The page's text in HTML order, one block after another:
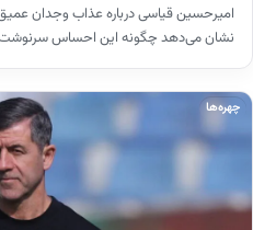
امیرحسین قیاسی درباره عذاب وجدان
نشان می‌دهد چگونه این احساس
چهره‌ها